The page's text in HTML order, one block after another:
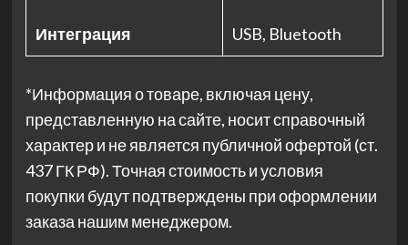
Интеграция USB, Bluetooth
*Информация о товаре, включая цену,
представленную на сайте, носит справочный
характер и не является публичной офертой (ст.
437 ГК РФ). Точная стоимость и условия
покупки будут подтверждены при оформлении
заказа нашим менеджером.